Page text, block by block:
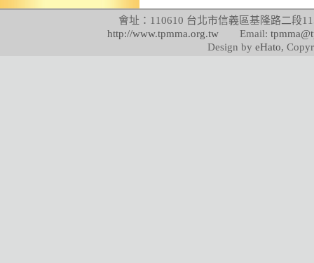
會址：110610 台北市信義區基隆路二
http://www.tpmma.org.twEmail:
Design by eHato,